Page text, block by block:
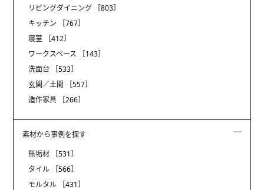
リビングダイニング
［803］
キッチン
［767］
寝室
［412］
ワークスペース
［143］
洗面台
［533］
玄関／土間
［557］
造作家具
［266］
素材から事例を探す
無垢材
［531］
タイル
［566］
モルタル
［431］